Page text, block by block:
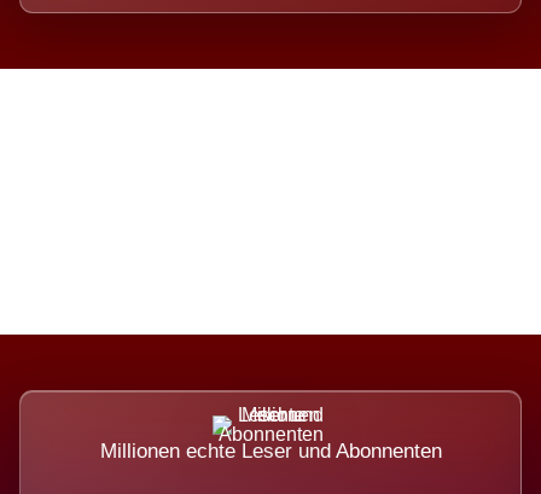
Millionen echte Leser und Abonnenten